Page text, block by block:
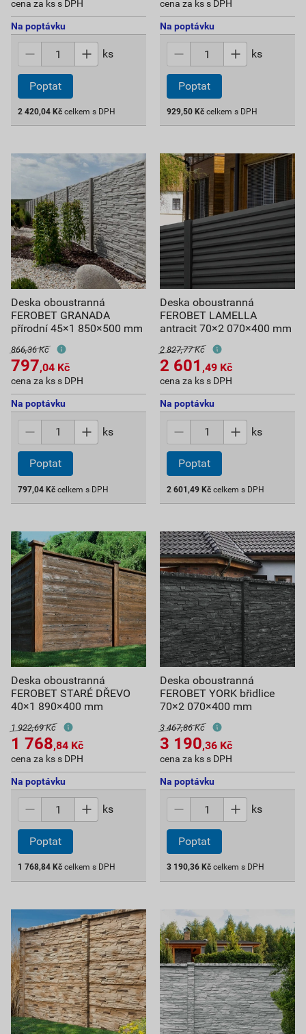
cena za ks s DPH
Na poptávku
ks
Poptat
2 420,04 Kč celkem s DPH
cena za ks s DPH
Na poptávku
ks
Poptat
929,50 Kč celkem s DPH
Deska oboustranná
FEROBET GRANADA
přírodní 45×1 850×500 mm
866,36 Kč
797,04 Kč
cena za ks s DPH
Na poptávku
ks
Poptat
797,04 Kč celkem s DPH
Deska oboustranná
FEROBET LAMELLA
antracit 70×2 070×400 mm
2 827,77 Kč
2 601 ,49 Kč
cena za ks s DPH
Na poptávku
ks
Poptat
2 601,49 Kč celkem s DPH
Deska oboustranná
FEROBET STARÉ DŘEVO
40×1 890×400 mm
1 922,69 Kč
1 768,84 Kč
cena za ks s DPH
Na poptávku
ks
Poptat
1 768,84 Kč celkem s DPH
Deska oboustranná
FEROBET YORK břidlice
70×2 070×400 mm
3 467,86 Kč
3 190,36 Kč
cena za ks s DPH
Na poptávku
ks
Poptat
3 190,36 Kč celkem s DPH